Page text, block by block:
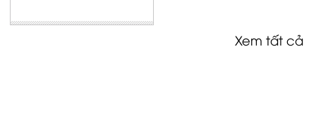
Xem tất cả